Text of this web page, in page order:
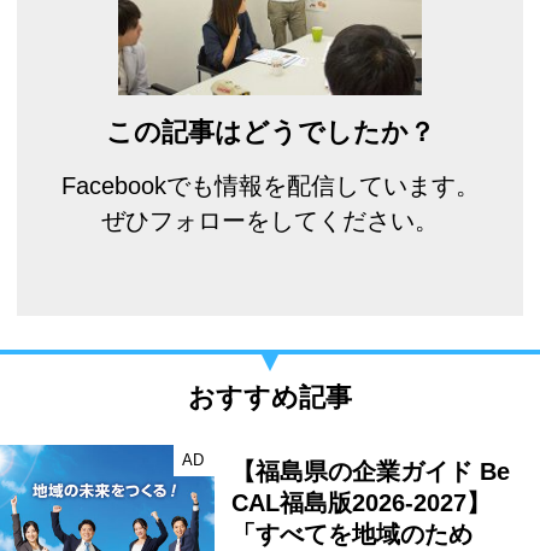
この記事はどうでしたか？
Facebookでも情報を配信しています。
ぜひフォローをしてください。
おすすめ記事
AD
【福島県の企業ガイド Be
CAL福島版2026-2027】
「すべてを地域のため